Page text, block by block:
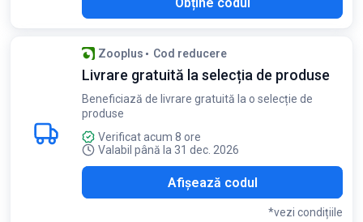
Zooplus Cod reducere
Livrare gratuită la selecția de produse
Beneficiază de livrare gratuită la o selecție de
produse
Verificat acum 8 ore
Valabil până la 31 dec. 2026
Afișează codul
*vezi condițiile